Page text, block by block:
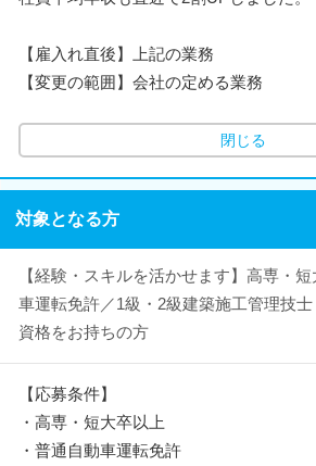
【雇入れ直後】上記の業務
【変更の範囲】会社の定める業務
閉じる
対象となる方
【経験・スキルを活かせます】高専・
車運転免許／1級・2級建築施工管理技
資格をお持ちの方
【応募条件】
・高専・短大卒以上
・普通自動車運転免許